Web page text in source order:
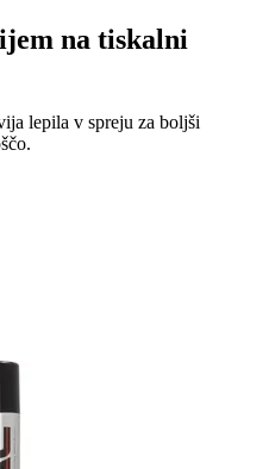
na tiskalni
lepila v spreju za boljši